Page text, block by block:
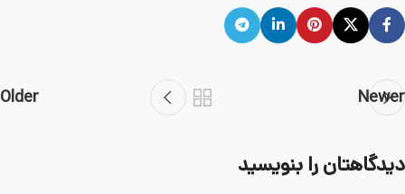
Newer
Older
دیدگاهتان را بنویسید